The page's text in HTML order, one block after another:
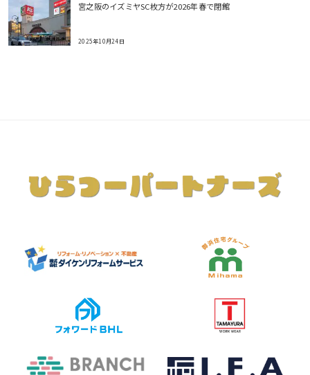
宮之阪のイズミヤSC枚方が2026年春で閉館
2025年10月24日